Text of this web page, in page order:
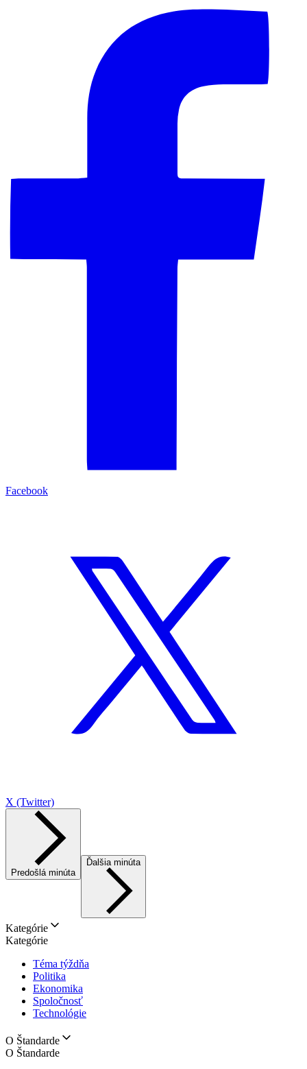
Facebook
X (Twitter)
Predošlá minúta
Ďalšia minúta
Kategórie
Kategórie
Téma týždňa
Politika
Ekonomika
Spoločnosť
Technológie
O Štandarde
O Štandarde